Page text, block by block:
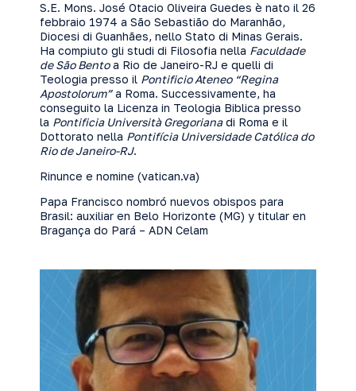
S.E. Mons. José Otacio Oliveira Guedes è nato il 26
febbraio 1974 a São Sebastião do Maranhão,
Diocesi di Guanhães, nello Stato di Minas Gerais.
Ha compiuto gli studi di Filosofia nella Faculdade
de São Bentoa Rio de Janeiro-RJ e quelli di
Teologia presso il Pontificio Ateneo “Regina
Apostolorum”a Roma. Successivamente, ha
conseguito la Licenza in Teologia Biblica presso
la Pontificia Università Gregorianadi Roma e il
Dottorato nella Pontifícia Universidade Católica do
Rio de Janeiro-RJ.
Rinunce e nomine (vatican.va)
Papa Francisco nombró nuevos obispos para
Brasil: auxiliar en Belo Horizonte (MG) y titular en
Bragança do Pará – ADN Celam